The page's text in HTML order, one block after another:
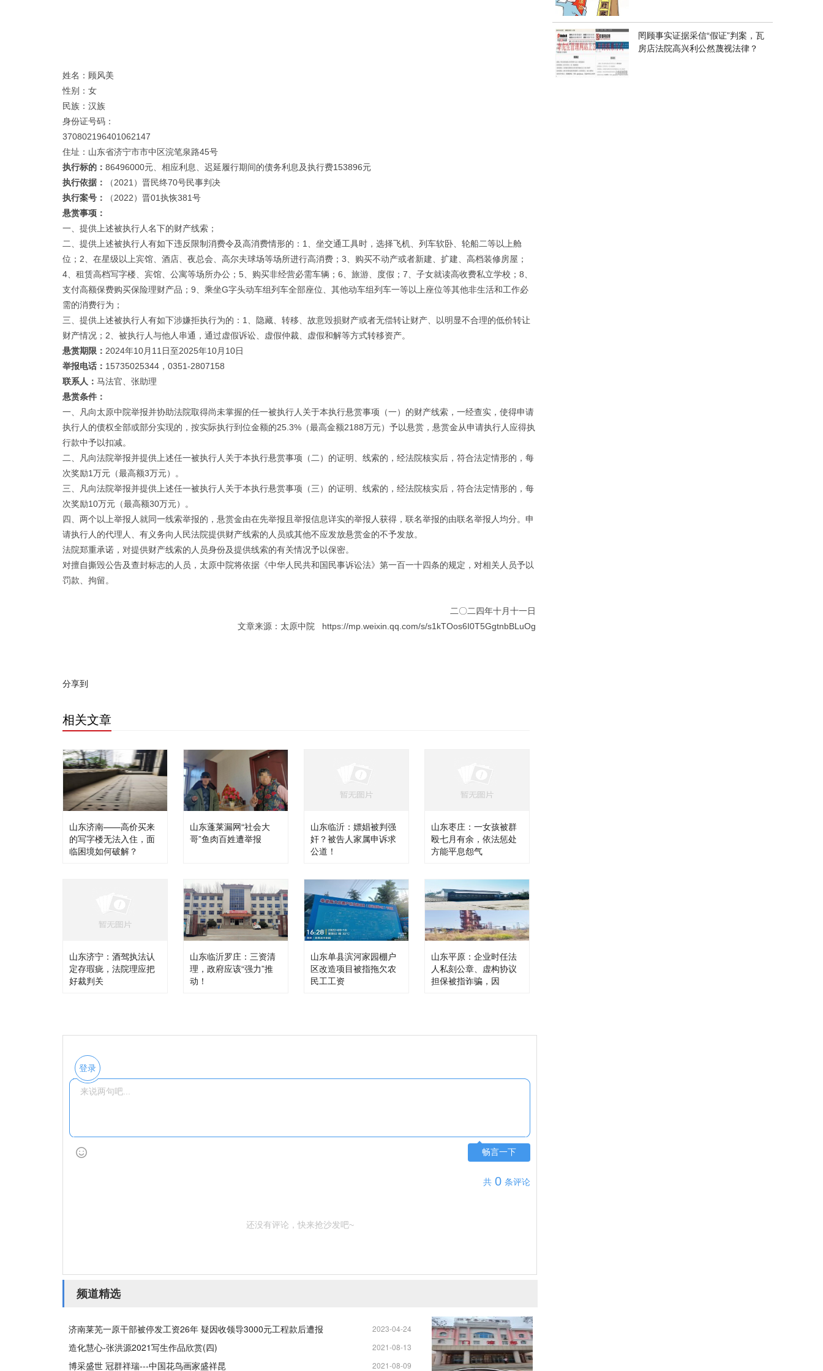
姓名：顾风美
性别：女
民族：汉族
身份证号码：
370802196401062147
住址：山东省济宁市市中区浣笔泉路45号
执行标的： 86496000元、相应利息、迟延履行期间的债务利息及执行费153896元
执行依据：
（2021）晋民终70号民事判决
执行案号：
（2022）晋01执恢381号
悬赏事项：
一、提供上述被执行人名下的财产线索；
二、提供上述被执行人有如下违反限制消费令及高消费情形的：1、坐交通工具时，选择飞机、列车软卧、轮船二等以上舱
位；2、在星级以上宾馆、酒店、夜总会、高尔夫球场等场所进行高消费；3、购买不动产或者新建、扩建、高档装修房屋；
4、租赁高档写字楼、宾馆、公寓等场所办公；5、购买非经营必需车辆；6、旅游、度假；7、子女就读高收费私立学校；8、
支付高额保费购买保险理财产品；9、乘坐G字头动车组列车全部座位、其他动车组列车一等以上座位等其他非生活和工作必
需的消费行为；
三、提供上述被执行人有如下涉嫌拒执行为的：1、隐藏、转移、故意毁损财产或者无偿转让财产、以明显不合理的低价转让
财产情况；2、被执行人与他人串通，通过虚假诉讼、虚假仲裁、虚假和解等方式转移资产。
悬赏期限： 2024年10月11日至2025年10月10日
举报电话： 15735025344，0351-2807158
联系人： 马法官、张助理
悬赏条件：
一、凡向太原中院举报并协助法院取得尚未掌握的任一被执行人关于本执行悬赏事项（一）的财产线索，一经查实，使得申请
执行人的债权全部或部分实现的，按实际执行到位金额的25.3%（最高金额2188万元）予以悬赏，悬赏金从申请执行人应得执
行款中予以扣减。
二、凡向法院举报并提供上述任一被执行人关于本执行悬赏事项（二）的证明、线索的，经法院核实后，符合法定情形的，每
次奖励1万元（最高额3万元）。
三、凡向法院举报并提供上述任一被执行人关于本执行悬赏事项（三）的证明、线索的，经法院核实后，符合法定情形的，每
次奖励10万元（最高额30万元）。
四、两个以上举报人就同一线索举报的，悬赏金由在先举报且举报信息详实的举报人获得，联名举报的由联名举报人均分。申
请执行人的代理人、有义务向人民法院提供财产线索的人员或其他不应发放悬赏金的不予发放。
法院郑重承诺，对提供财产线索的人员身份及提供线索的有关情况予以保密。
对擅自撕毁公告及查封标志的人员，太原中院将依据《中华人民共和国民事诉讼法》第一百一十四条的规定，对相关人员予以
罚款、拘留。
二〇二四年十月十一日
文章来源：太原中院 https://mp.weixin.qq.com/s/s1kTOos6I0T5GgtnbBLuOg
分享到
相关文章
山东济南——高价买来
的写字楼无法入住，面
临困境如何破解？
山东蓬莱漏网“社会大
哥”鱼肉百姓遭举报
山东临沂：嫖娼被判强
奸？被告人家属申诉求
公道！
山东枣庄：一女孩被群
殴七月有余，依法惩处
方能平息怨气
山东济宁：酒驾执法认
定存瑕疵，法院理应把
好裁判关
山东临沂罗庄：三资清
理，政府应该“强力”推
动！
山东单县滨河家园棚户
区改造项目被指拖欠农
民工工资
山东平原：企业时任法
人私刻公章、虚构协议
担保被指诈骗，因
登录
畅言一下
共 0 条评论
还没有评论，快来抢沙发吧~
频道精选
济南莱芜一原干部被停发工资26年 疑因收领导3000元工程款后遭报
2023-04-24
11:25:04
造化慧心-张洪源2021写生作品欣赏(四)
2021-08-13
13:34:37
博采盛世 冠群祥瑞---中国花鸟画家盛祥昆 2021-08-09
罔顾事实证据采信“假证”判案，瓦
房店法院高兴利公然蔑视法律？